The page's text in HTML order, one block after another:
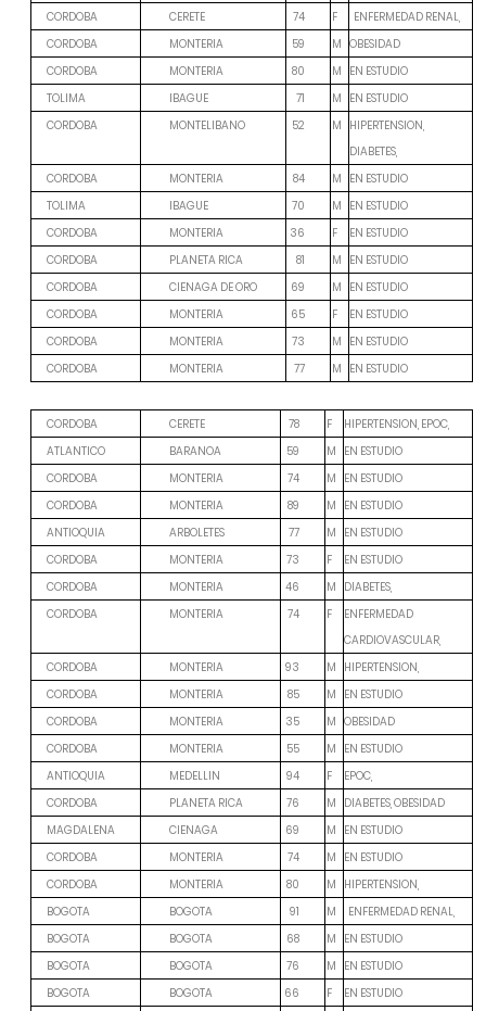
CORDOBA
CERETE 74 F
ENFERMEDAD RENAL,
CORDOBA
MONTERIA 59 M OBESIDAD
CORDOBA
MONTERIA 80 M EN ESTUDIO
TOLIMA
IBAGUE 71 M EN ESTUDIO
CORDOBA
MONTELIBANO 52 M HIPERTENSION,
DIABETES,
CORDOBA
MONTERIA 84 M EN ESTUDIO
TOLIMA
IBAGUE 70 M EN ESTUDIO
CORDOBA
MONTERIA 36 F
EN ESTUDIO
CORDOBA
PLANETA RICA 81 M EN ESTUDIO
CORDOBA
CIENAGA DE ORO 69 M EN ESTUDIO
CORDOBA
MONTERIA 65 F
EN ESTUDIO
CORDOBA
MONTERIA 73 M EN ESTUDIO
CORDOBA
MONTERIA 77 M EN ESTUDIO
CORDOBA CERETE 78 F
HIPERTENSION, EPOC,
ATLANTICO
BARANOA 59 M EN ESTUDIO
CORDOBA
MONTERIA 74 M EN ESTUDIO
CORDOBA
MONTERIA 89 M EN ESTUDIO
ANTIOQUIA
ARBOLETES 77 M EN ESTUDIO
CORDOBA
MONTERIA 73 F
EN ESTUDIO
CORDOBA
MONTERIA 46 M DIABETES,
CORDOBA
MONTERIA 74 F
ENFERMEDAD
CARDIOVASCULAR,
CORDOBA
MONTERIA 93 M HIPERTENSION,
CORDOBA
MONTERIA 85 M EN ESTUDIO
CORDOBA
MONTERIA 35 M OBESIDAD
CORDOBA
MONTERIA 55 M EN ESTUDIO
ANTIOQUIA
MEDELLIN 94 F
EPOC,
CORDOBA
PLANETA RICA 76 M DIABETES, OBESIDAD
MAGDALENA
CIENAGA 69 M EN ESTUDIO
CORDOBA
MONTERIA 74 M EN ESTUDIO
CORDOBA
MONTERIA 80 M HIPERTENSION,
BOGOTA
BOGOTA 91 M
ENFERMEDAD RENAL,
BOGOTA
BOGOTA 68 M EN ESTUDIO
BOGOTA
BOGOTA 76 M EN ESTUDIO
BOGOTA
BOGOTA 66 F
EN ESTUDIO